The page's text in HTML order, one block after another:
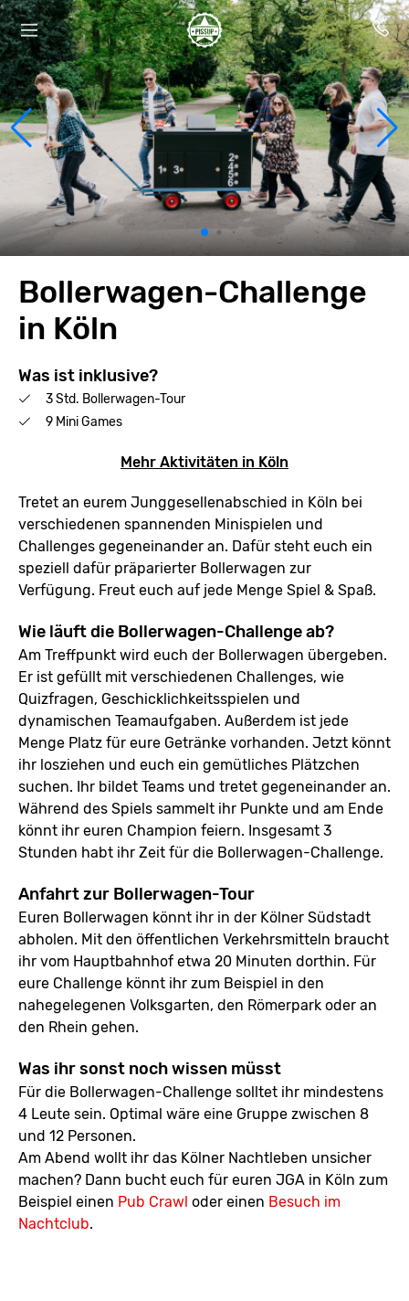
Bollerwagen-Challenge
in Köln
Was ist inklusive?
3 Std. Bollerwagen-Tour
9 Mini Games
Mehr Aktivitäten in Köln
Tretet an eurem Junggesellenabschied in Köln bei
verschiedenen spannenden Minispielen und
Challenges gegeneinander an. Dafür steht euch ein
speziell dafür präparierter Bollerwagen zur
Verfügung. Freut euch auf jede Menge Spiel & Spaß.
Wie läuft die Bollerwagen-Challenge ab?
Am Treffpunkt wird euch der Bollerwagen übergeben.
Er ist gefüllt mit verschiedenen Challenges, wie
Quizfragen, Geschicklichkeitsspielen und
dynamischen Teamaufgaben. Außerdem ist jede
Menge Platz für eure Getränke vorhanden. Jetzt könnt
ihr losziehen und euch ein gemütliches Plätzchen
suchen. Ihr bildet Teams und tretet gegeneinander an.
Während des Spiels sammelt ihr Punkte und am Ende
könnt ihr euren Champion feiern. Insgesamt 3
Stunden habt ihr Zeit für die Bollerwagen-Challenge.
Anfahrt zur Bollerwagen-Tour
Euren Bollerwagen könnt ihr in der Kölner Südstadt
abholen. Mit den öffentlichen Verkehrsmitteln braucht
ihr vom Hauptbahnhof etwa 20 Minuten dorthin. Für
eure Challenge könnt ihr zum Beispiel in den
nahegelegenen Volksgarten, den Römerpark oder an
den Rhein gehen.
Was ihr sonst noch wissen müsst
Für die Bollerwagen-Challenge solltet ihr mindestens
4 Leute sein. Optimal wäre eine Gruppe zwischen 8
und 12 Personen.
Am Abend wollt ihr das Kölner Nachtleben unsicher
machen? Dann bucht euch für euren JGA in Köln zum
Beispiel einen Pub Crawl oder einen Besuch im
Nachtclub.